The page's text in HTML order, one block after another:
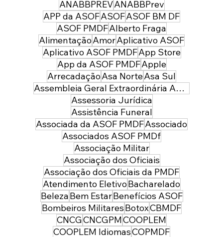
ANABBPREVANABBPrev
APP da ASOFASOFASOF BM DF
ASOF PMDFAlberto Fraga
AlimentaçãoAmorAplicativo ASOF
Aplicativo ASOF PMDFApp Store
App da ASOF PMDFApple
ArrecadaçãoAsa NorteAsa Sul
Assembleia Geral Extraordinária ASOF PMDF
Assessoria Jurídica
Assistência Funeral
Associada da ASOF PMDFAssociado
Associados ASOF PMDf
Associação Militar
Associação dos Oficiais
Associação dos Oficiais da PMDF
Atendimento EletivoBacharelado
BelezaBem EstarBenefícios ASOF
Bombeiros MilitaresBotoxCBMDF
CNCGCNCGPMCOOPLEM
COOPLEM IdiomasCOPMDF
ganha repercussão em nível nacional